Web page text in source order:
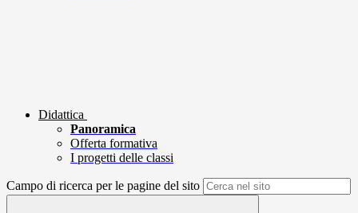
Didattica
Panoramica
Offerta formativa
I progetti delle classi
Campo di ricerca per le pagine del sito